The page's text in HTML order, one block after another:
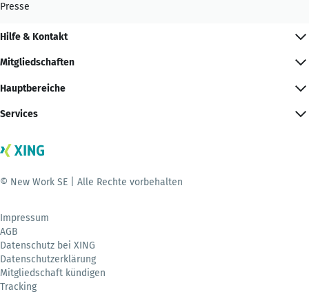
Presse
Hilfe & Kontakt
Mitgliedschaften
Hauptbereiche
Services
© New Work SE | Alle Rechte vorbehalten
Impressum
AGB
Datenschutz bei XING
Datenschutzerklärung
Mitgliedschaft kündigen
Tracking